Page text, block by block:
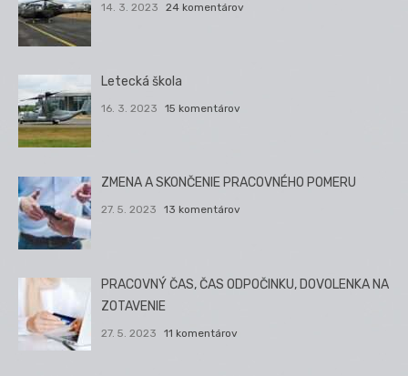
14. 3. 2023 24 komentárov
Letecká škola
16. 3. 2023 15 komentárov
ZMENA A SKONČENIE PRACOVNÉHO POMERU
27. 5. 2023 13 komentárov
PRACOVNÝ ČAS, ČAS ODPOČINKU, DOVOLENKA NA
ZOTAVENIE
27. 5. 2023 11 komentárov